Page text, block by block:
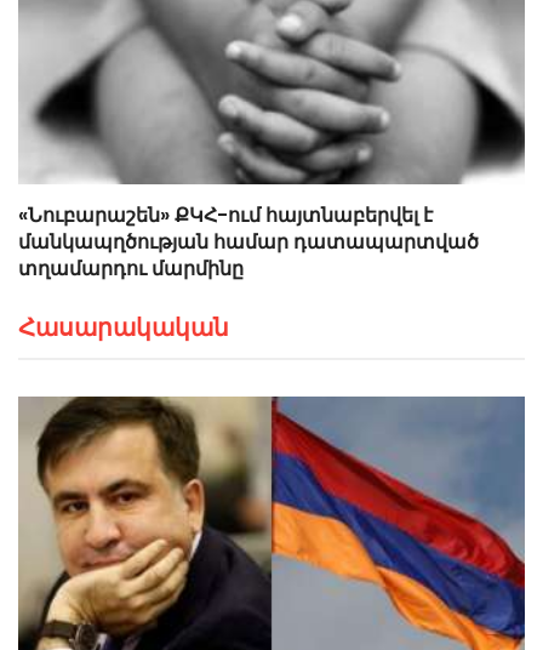
«Նուբարաշեն» ՔԿՀ-ում հայտնաբերվել է
մանկապղծության համար դատապարտված
տղամարդու մարմինը
Հասարակական